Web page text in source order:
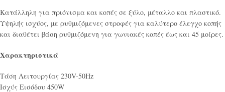
Κατάλληλη για πριόνισμα και κοπές σε ξύλο, μέταλλο και πλαστικό.
Υψηλής ισχύος, με ρυθμιζόμενες στροφές για καλύτερο έλεγχο κοπής
και διαθέτει βάση ρυθμιζόμενη για γωνιακές κοπές έως και 45 μοίρες.
Χαρακτηριστικά
Τάση Λειτουργίας 230V-50Hz
Ισχύς Εισόδου 450W